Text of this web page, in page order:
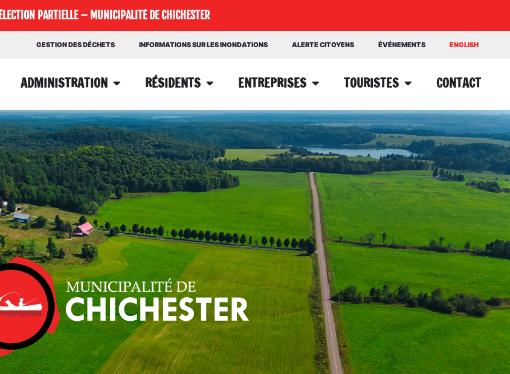
ÉLECTION PARTIELLE – MUNICIPALITÉ DE CHICHESTER
GESTION DES DÉCHETS INFORMATIONS SUR LES INONDATIONS ALERTE CITOYENS ÉVÉNEMENTS ENGLISH
ADMINISTRATION RÉSIDENTS ENTREPRISES TOURISTES CONTACT